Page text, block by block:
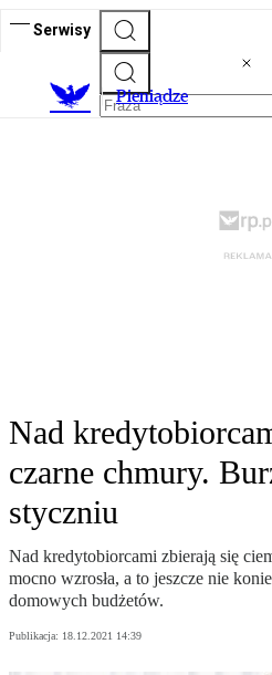
Serwisy
Pieniądze
Nad
czarne chmury.
styczniu
Nad kredytobiorcami zbierają się
mocno wzrosła, a to jeszcze nie
domowych budżetów.
Publikacja: 18.12.2021 14:39